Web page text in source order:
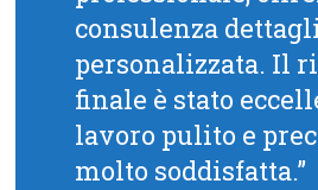
consulenza
personalizzata. Il
finale è stato
lavoro pulito e
molto soddisfatta.”